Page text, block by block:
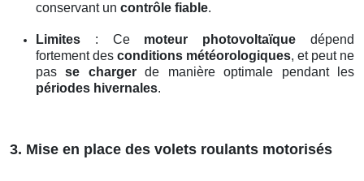
conservant un contrôle fiable.
Limites : Ce moteur photovoltaïque dépend
fortement des conditions météorologiques, et peut ne
passe chargerde manière optimale pendant les
périodes hivernales.
3. Mise en place des volets roulants motorisés